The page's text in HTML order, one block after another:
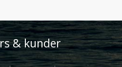
& kunder